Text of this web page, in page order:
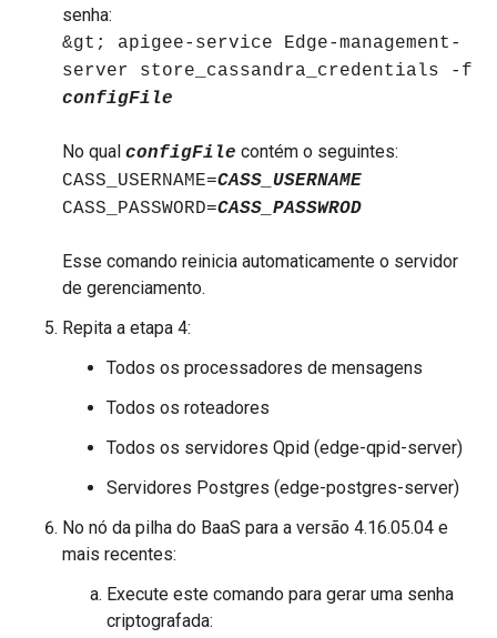
senha:
&gt; apigee-service Edge-management-
server store_cassandra_credentials -f
configFile
No qual configFile contém o seguintes:
CASS_USERNAME=CASS_USERNAME
CASS_PASSWORD=CASS_PASSWROD
Esse comando reinicia automaticamente o servidor
de gerenciamento.
Repita a etapa 4:
Todos os processadores de mensagens
Todos os roteadores
Todos os servidores Qpid (edge-qpid-server)
Servidores Postgres (edge-postgres-server)
No nó da pilha do BaaS para a versão 4.16.05.04 e
mais recentes:
Execute este comando para gerar uma senha
criptografada: